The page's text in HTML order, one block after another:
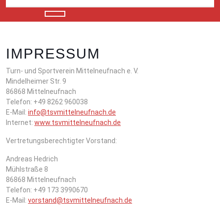
Button
IMPRESSUM
Turn- und Sportverein Mittelneufnach e. V.
Mindelheimer Str. 9
86868 Mittelneufnach
Telefon: +49 8262 960038
E-Mail: info@tsvmittelneufnach.de
Internet: www.tsvmittelneufnach.de
Vertretungsberechtigter Vorstand:
Andreas Hedrich
Mühlstraße 8
86868 Mittelneufnach
Telefon: +49 173 3990670
E-Mail: vorstand@tsvmittelneufnach.de